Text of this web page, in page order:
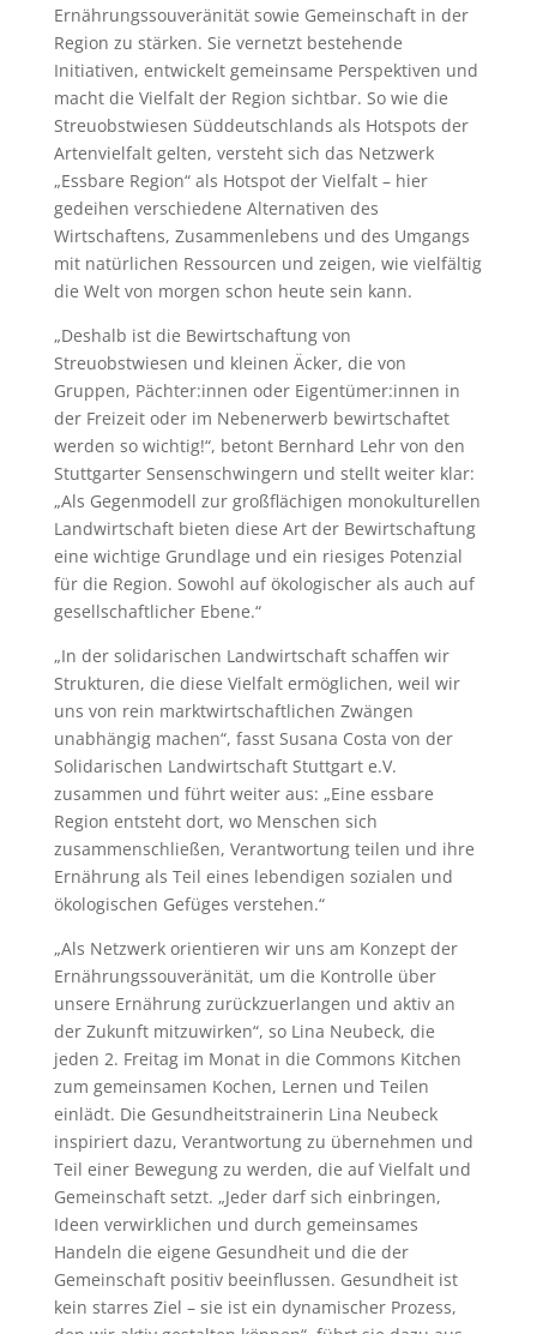
Ernährungssouveränität sowie Gemeinschaft in der
Region zu stärken. Sie vernetzt bestehende
Initiativen, entwickelt gemeinsame Perspektiven und
macht die Vielfalt der Region sichtbar. So wie die
Streuobstwiesen Süddeutschlands als Hotspots der
Artenvielfalt gelten, versteht sich das Netzwerk
„Essbare Region“ als Hotspot der Vielfalt – hier
gedeihen verschiedene Alternativen des
Wirtschaftens, Zusammenlebens und des Umgangs
mit natürlichen Ressourcen und zeigen, wie vielfältig
die Welt von morgen schon heute sein kann.
„Deshalb ist die Bewirtschaftung von
Streuobstwiesen und kleinen Äcker, die von
Gruppen, Pächter:innen oder Eigentümer:innen in
der Freizeit oder im Nebenerwerb bewirtschaftet
werden so wichtig!“, betont Bernhard Lehr von den
Stuttgarter Sensenschwingern und stellt weiter klar:
„Als Gegenmodell zur großflächigen monokulturellen
Landwirtschaft bieten diese Art der Bewirtschaftung
eine wichtige Grundlage und ein riesiges Potenzial
für die Region. Sowohl auf ökologischer als auch auf
gesellschaftlicher Ebene.“
„In der solidarischen Landwirtschaft schaffen wir
Strukturen, die diese Vielfalt ermöglichen, weil wir
uns von rein marktwirtschaftlichen Zwängen
unabhängig machen“, fasst Susana Costa von der
Solidarischen Landwirtschaft Stuttgart e.V.
zusammen und führt weiter aus: „Eine essbare
Region entsteht dort, wo Menschen sich
zusammenschließen, Verantwortung teilen und ihre
Ernährung als Teil eines lebendigen sozialen und
ökologischen Gefüges verstehen.“
„Als Netzwerk orientieren wir uns am Konzept der
Ernährungssouveränität, um die Kontrolle über
unsere Ernährung zurückzuerlangen und aktiv an
der Zukunft mitzuwirken“, so Lina Neubeck, die
jeden 2. Freitag im Monat in die Commons Kitchen
zum gemeinsamen Kochen, Lernen und Teilen
einlädt. Die Gesundheitstrainerin Lina Neubeck
inspiriert dazu, Verantwortung zu übernehmen und
Teil einer Bewegung zu werden, die auf Vielfalt und
Gemeinschaft setzt. „Jeder darf sich einbringen,
Ideen verwirklichen und durch gemeinsames
Handeln die eigene Gesundheit und die der
Gemeinschaft positiv beeinflussen. Gesundheit ist
kein starres Ziel – sie ist ein dynamischer Prozess,